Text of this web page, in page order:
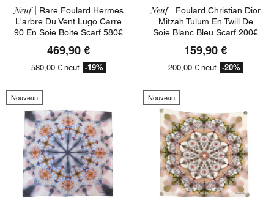
Neuf | Rare Foulard Hermes
L'arbre Du Vent Lugo Carre
90 En Soie Boite Scarf 580€
469,90 €
580,00 € neuf -19%
Neuf | Foulard Christian Dior
Mitzah Tulum En Twill De
Soie Blanc Bleu Scarf 200€
159,90 €
200,00 € neuf -20%
Nouveau Nouveau